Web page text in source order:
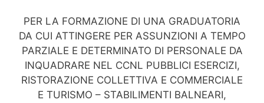
PER LA FORMAZIONE DI UNA GRADUATORIA
DA CUI ATTINGERE PER ASSUNZIONI A TEMPO
PARZIALE E DETERMINATO DI PERSONALE DA
INQUADRARE NEL CCNL PUBBLICI ESERCIZI,
RISTORAZIONE COLLETTIVA E COMMERCIALE
E TURISMO – STABILIMENTI BALNEARI,